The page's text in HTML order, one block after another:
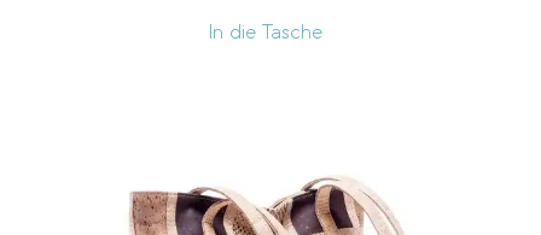
In die Tasche